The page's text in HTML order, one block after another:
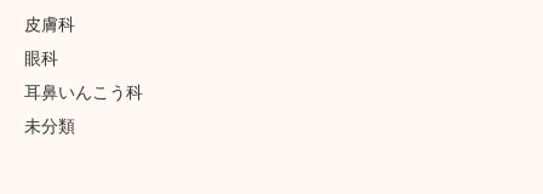
皮膚科
眼科
耳鼻いんこう科
未分類